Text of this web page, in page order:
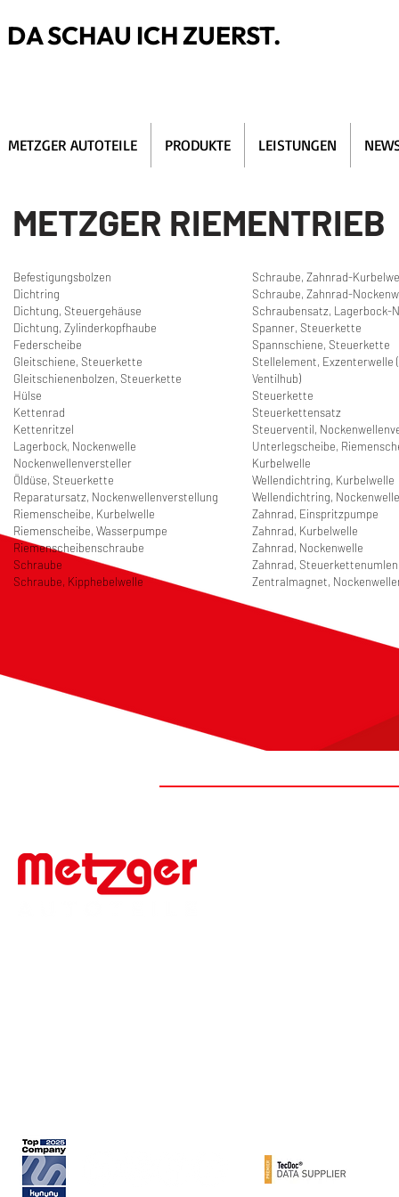
DA SCHAU ICH ZUERST.
METZGER AUTOTEILE PRODUKTE LEISTUNGEN
METZGER RIEMENTRIEB
Befestigungsbolzen
Dichtring
Dichtung, Steuergehäuse
Dichtung, Zylinderkopfhaube
Federscheibe
Gleitschiene, Steuerkette
Gleitschienenbolzen, Steuerkette
Hülse
Kettenrad
Kettenritzel
Lagerbock, Nockenwelle
Nockenwellenversteller
Öldüse, Steuerkette
Reparatursatz, Nockenwellenverstellung
Riemenscheibe, Kurbelwelle
Riemenscheibe, Wasserpumpe
Riemenscheibenschraube
Schraube
Schraube, Kipphebelwelle
Schraube, Zahnrad-
Schraube, Zahnrad-
Schraubensatz, Lagerbock-
Spanner, Steuerkette
Spannschiene, Steuerkette
Stellelement, Exzenterwelle
Ventilhub)
Steuerkette
Steuerkettensatz
Steuerventil,
Unterlegscheibe,
Kurbelwelle
Wellendichtring, Kurbelwelle
Wellendichtring, Nockenwelle
Zahnrad, Einspritzpumpe
Zahnrad, Kurbelwelle
Zahnrad, Nockenwelle
Zahnrad,
Zentralmagnet,